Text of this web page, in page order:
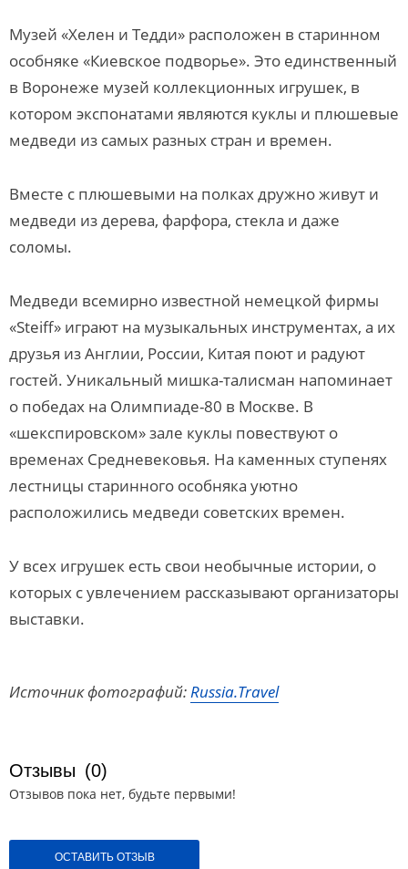
Музей «Хелен и Тедди» расположен в старинном
особняке «Киевское подворье». Это единственный
в Воронеже музей коллекционных игрушек, в
котором экспонатами являются куклы и плюшевые
медведи из самых разных стран и времен.
Вместе с плюшевыми на полках дружно живут и
медведи из дерева, фарфора, стекла и даже
соломы.
Медведи всемирно известной немецкой фирмы
«Steiff» играют на музыкальных инструментах, а их
друзья из Англии, России, Китая поют и радуют
гостей. Уникальный мишка-талисман напоминает
о победах на Олимпиаде-80 в Москве. В
«шекспировском» зале куклы повествуют о
временах Средневековья. На каменных ступенях
лестницы старинного особняка уютно
расположились медведи советских времен.
У всех игрушек есть свои необычные истории, о
которых с увлечением рассказывают организаторы
выставки.
Источник фотографий:Russia.Travel
Отзывы (0)
Отзывов пока нет, будьте первыми!
ОСТАВИТЬ ОТЗЫВ